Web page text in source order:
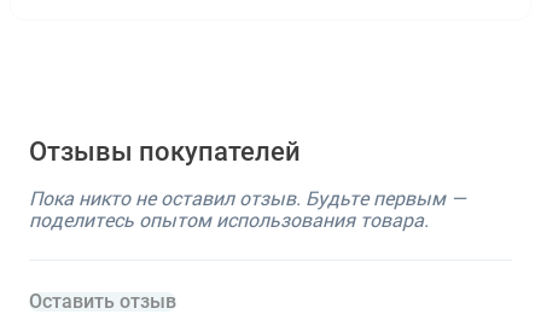
Отзывы покупателей
Пока никто не оставил отзыв. Будьте первым —
поделитесь опытом использования товара.
Оставить отзыв